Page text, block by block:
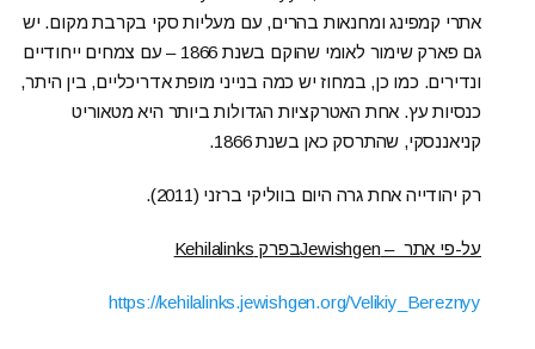
אתרי קמפינג ומחנאות בהרים, עם מעליות סקי בקרבת מקום. יש
גם פארק שימור לאומי שהוקם בשנת 1866 – עם צמחים ייחודיים
ונדירים. כמו כן, במחוז יש כמה בנייני מופת אדריכליים, בין היתר,
כנסיות עץ. אחת האטרקציות הגדולות ביותר היא מטאוריט
קניאננסקי, שהתרסק כאן בשנת 1866.
רק יהודייה אחת גרה היום בווליקי ברזני (2011).
על-פי אתר – Jewishgenבפרק Kehilalinks
https://kehilalinks.jewishgen.org/Velikiy_Bereznyy